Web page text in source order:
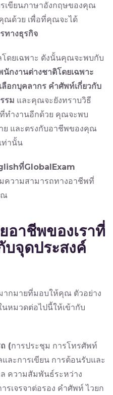
เขียนภาษาอังกฤษของคุณ
ณด้วย เพื่อที่คุณจะได้
ทางธุรกิจ
ดยเฉพาะ ดังนั้นคุณจะพบกับ
กงานต่างชาติโดยเฉพาะ
อกบุคลากร คำศัพท์เกี่ยวกับ
รม และคุณจะยังทราบวิธี
ทำงานอีกด้วย คุณจะพบ
ย และตรงกับอาชีพของคุณ
ท่านั้น
ที่GlobalExam
ความสามารถทางอาชีพที่
ณ
อาชีพของเราที่
บจุดประสงค์
ากมายที่มอบให้คุณ ตัวอย่าง
นหมวดต่อไปนี้ให้เข้ากับ
(การประชุม การโทรศัพท์
ละการเขียน การต้อนรับและ
ความสัมพันธ์ระหว่าง
เจรจาต่อรอง คำศัพท์ ไวยก